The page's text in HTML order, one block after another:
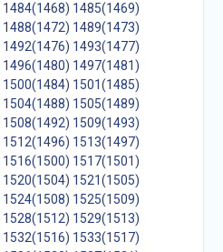
1484(1468) 1485(1469)
1488(1472) 1489(1473)
1492(1476) 1493(1477)
1496(1480) 1497(1481)
1500(1484) 1501(1485)
1504(1488) 1505(1489)
1508(1492) 1509(1493)
1512(1496) 1513(1497)
1516(1500) 1517(1501)
1520(1504) 1521(1505)
1524(1508) 1525(1509)
1528(1512) 1529(1513)
1532(1516) 1533(1517)